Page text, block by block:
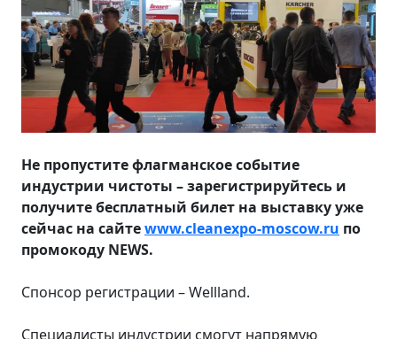
Не пропустите флагманское событие
индустрии чистоты – зарегистрируйтесь и
получите бесплатный билет на выставку уже
сейчас на сайтеwww.cleanexpo-moscow.ru по
промокоду NEWS.
Спонсор регистрации – Wellland.
Специалисты индустрии смогут напрямую